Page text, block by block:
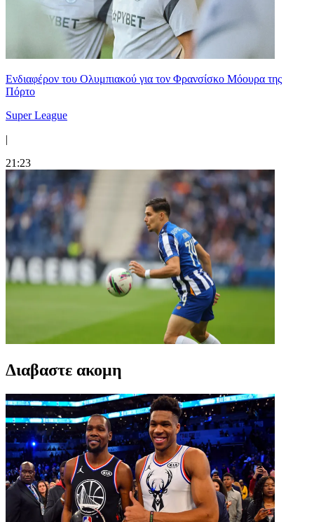
Ενδιαφέρον του Ολυμπιακού για τον Φρανσίσκο Μόουρα της
Πόρτο
Super League
|
21:23
Διαβαστε ακομη